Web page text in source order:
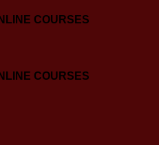
COURSES
COURSES